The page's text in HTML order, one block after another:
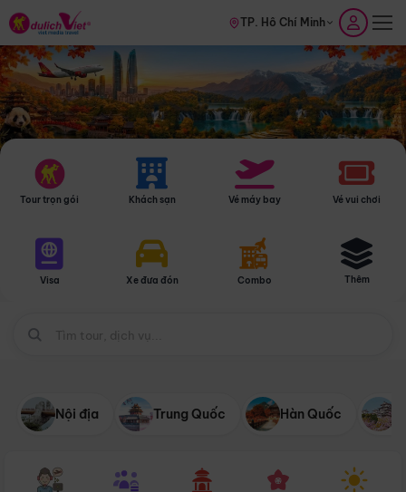
TP. Hồ Chí Minh
Tour trọn gói Khách sạn Vé máy bay Vé vui chơi
Visa Xe đưa đón Combo Thêm
Nội địa Trung Quốc Hàn Quốc